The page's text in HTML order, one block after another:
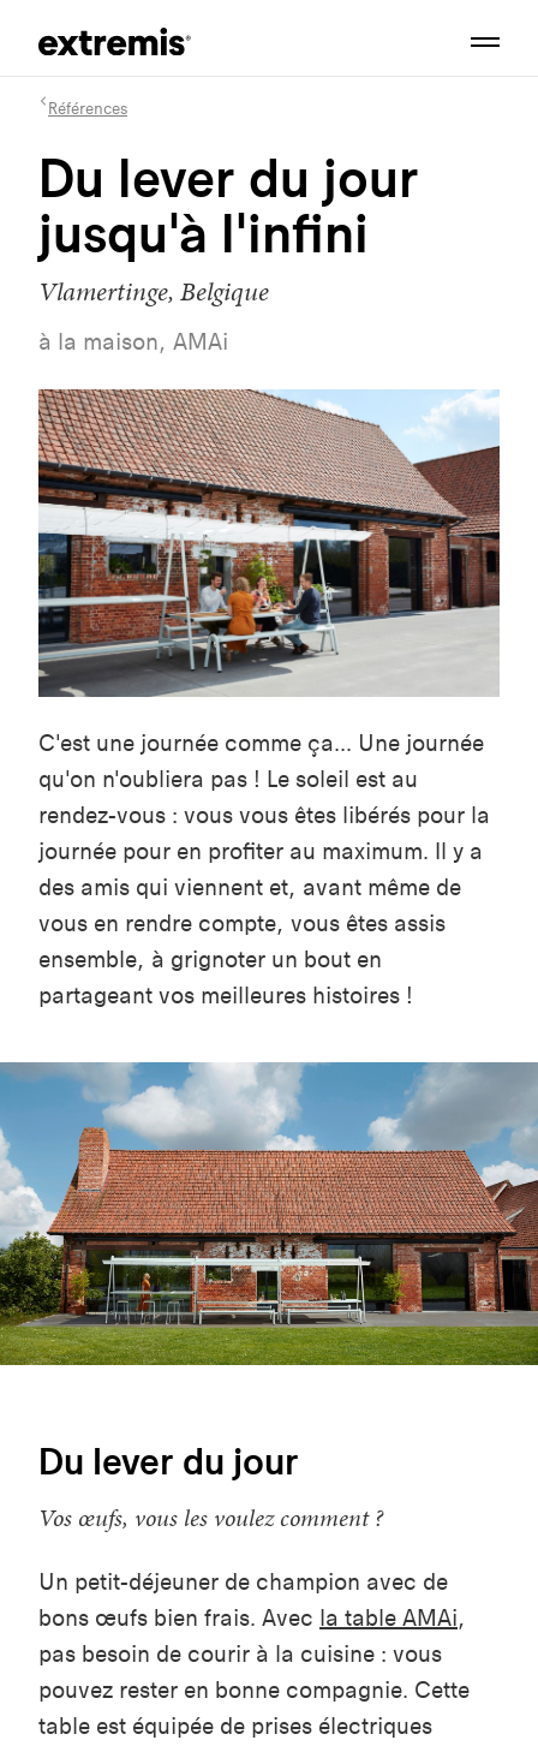
Références
Du lever du jour
jusqu'à l'infini
Vlamertinge, Belgique
à la maison, AMAi
C'est une journée comme ça... Une journée
qu'on n'oubliera pas ! Le soleil est au
rendez-vous : vous vous êtes libérés pour la
journée pour en profiter au maximum. Il y a
des amis qui viennent et, avant même de
vous en rendre compte, vous êtes assis
ensemble, à grignoter un bout en
partageant vos meilleures histoires !
Du lever du jour
Vos œufs, vous les voulez comment ?
Un petit-déjeuner de champion avec de
bons œufs bien frais. Avec la table AMAi,
pas besoin de courir à la cuisine : vous
pouvez rester en bonne compagnie. Cette
table est équipée de prises électriques